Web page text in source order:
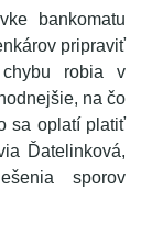
bankomatu
pripraviť
robia v
na čo
sa oplatí platiť
Ďatelinková,
sporov